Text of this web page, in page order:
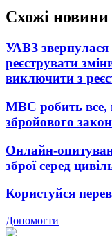
Схожі новини
УАВЗ
реєструвати
виключити з
МВС робить все,
збройового
Онлайн-
зброї серед
Користуйся
Допомогти